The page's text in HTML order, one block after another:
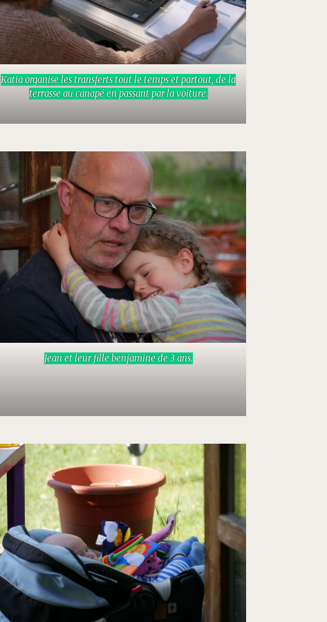
Katia organise les transferts tout le temps et partout, de la
terrasse au canapé en passant par la voiture.
Jean et leur fille benjamine de 3 ans.